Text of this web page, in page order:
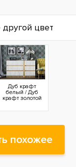
цвет
Дуб крафт
белый / Дуб
крафт золотой
похожее